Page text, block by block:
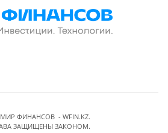
ФИНАНСОВ - WFIN.KZ.
ЗАЩИЩЕНЫ ЗАКОНОМ.